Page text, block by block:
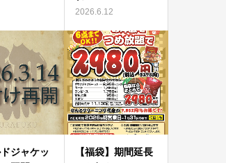
2026.6.12
ジャケッ
【福袋】期間延長